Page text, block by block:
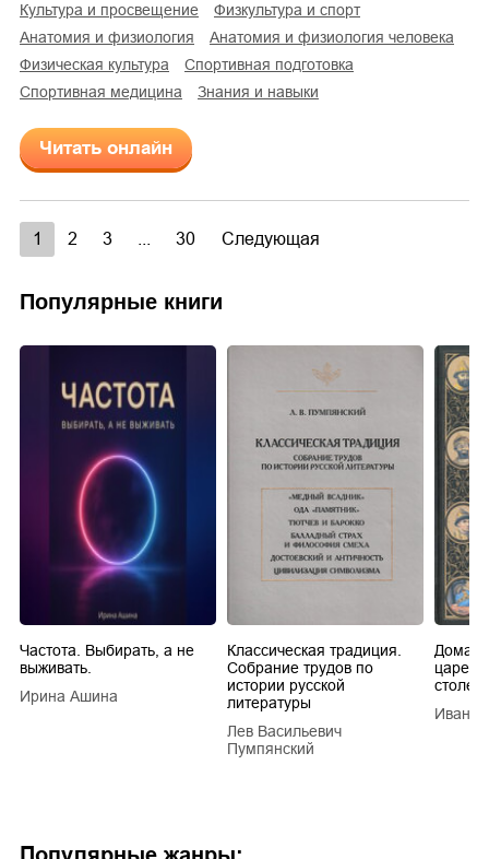
культура и просвещение
физкультура и спорт
анатомия и физиология
анатомия и физиология человека
физическая культура
спортивная подготовка
спортивная медицина
знания и навыки
Читать онлайн
1 2 3 30 Следующая
Популярные книги
Частота. Выбирать, а не
выживать.
Ирина Ашина
Классическая традиция.
Собрание трудов по
истории русской
литературы
Лев Васильевич
Пумпянский
царей
Иван